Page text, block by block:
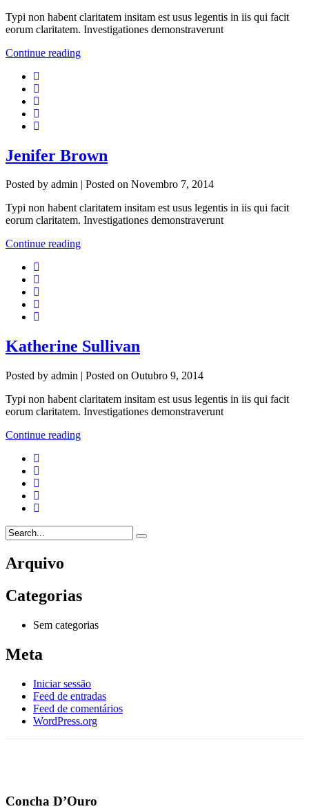
Typi non habent claritatem insitam est usus legentis in iis qui facit
eorum claritatem. Investigationes demonstraverunt
Continue reading
Jenifer Brown
Posted by admin Posted on Novembro 7, 2014
Typi non habent claritatem insitam est usus legentis in iis qui facit
eorum claritatem. Investigationes demonstraverunt
Continue reading
Katherine Sullivan
Posted by admin | Posted on Outubro 9, 2014
Typi non habent claritatem insitam est usus legentis in iis qui facit
eorum claritatem. Investigationes demonstraverunt
Continue reading
Arquivo
Categorias
Sem categorias
Meta
Iniciar sessão
Feed de entradas
Feed de comentários
WordPress.org
Concha D’Ouro